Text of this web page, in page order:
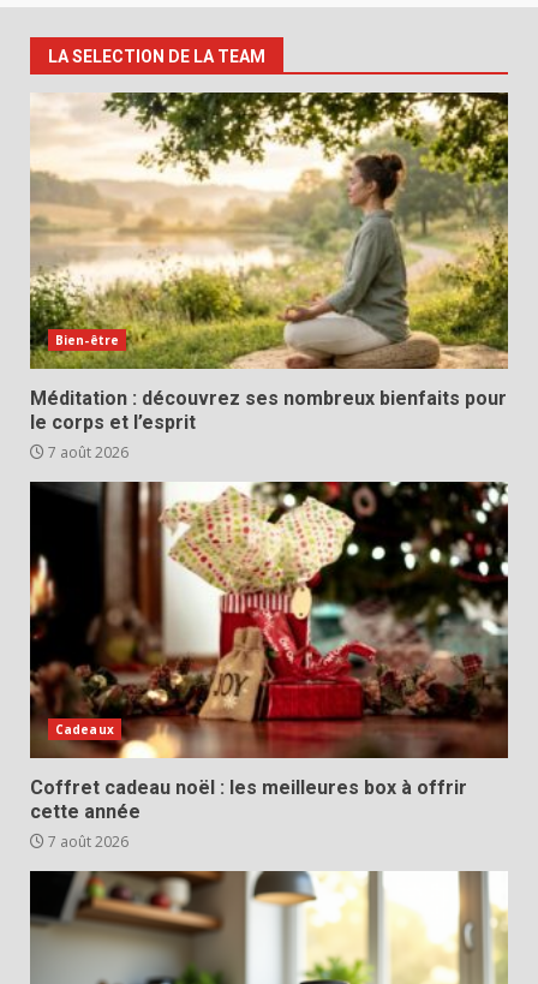
LA SELECTION DE LA TEAM
Bien-être
Méditation : découvrez ses nombreux bienfaits pour
le corps et l’esprit
7 août 2026
Cadeaux
Coffret cadeau noël : les meilleures box à offrir
cette année
7 août 2026